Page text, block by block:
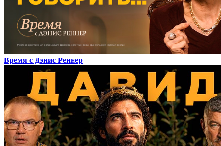
Время с Дэнис Реннер